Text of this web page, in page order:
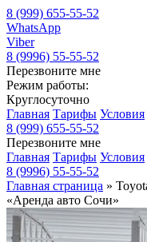
8 (999) 655-55-52
WhatsApp
Viber
8 (9996) 55-55-52
Перезвоните мне
Режим работы:
Круглосуточно
Главная Тарифы Условия
8 (999) 655-55-52
Перезвоните мне
Главная Тарифы Условия
8 (9996) 55-55-52
Главная страница »
«Аренда авто Сочи»